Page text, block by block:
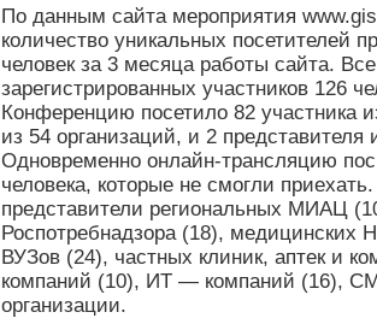
По данным сайта мероприятия
количество уникальных посетителей
человек за 3 месяца работы сайта.
зарегистрированных участников 126
Конференцию посетило 82 участника
из 54 организаций, и 2
Одновременно онлайн-трансляцию
человека, которые не смогли
представители региональных МИАЦ
Роспотребнадзора (18), медицинских
ВУЗов (24), частных клиник, аптек и
компаний (10), ИТ — компаний (16),
организации.